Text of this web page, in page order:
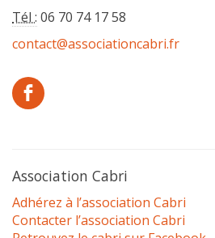
Tél : 06 70 74 17 58
contact@associationcabri.fr
Association Cabri
Adhérez à l’association Cabri
Contacter l’association Cabri